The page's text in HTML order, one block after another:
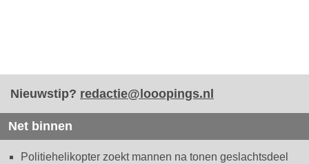
Nieuwstip? redactie@looopings.nl
Net binnen
Politiehelikopter zoekt mannen na tonen geslachtsdeel